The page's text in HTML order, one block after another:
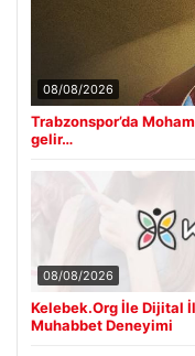
08/08/2026
Trabzonspor’da
gelir…
08/08/2026
Kelebek.Org İle Dijital
Muhabbet Deneyimi